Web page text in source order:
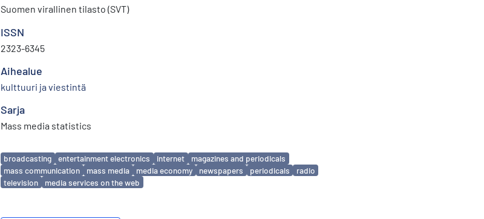
Suomen virallinen tilasto (SVT)
ISSN
2323-6345
Aihealue
kulttuuri ja viestintä
Sarja
Mass media statistics
Avainsanat
broadcasting entertainment electronics internet
magazines and periodicals
mass communication
mass media media economy newspapers periodicals
radio
television
media services on the web